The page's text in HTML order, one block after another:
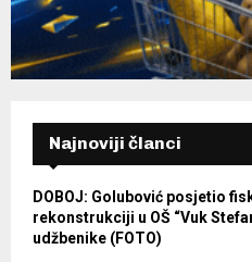
Najnoviji članci
DOBOJ: Golubović posjetio
rekonstrukciji u OŠ “Vuk
udžbenike (FOTO)